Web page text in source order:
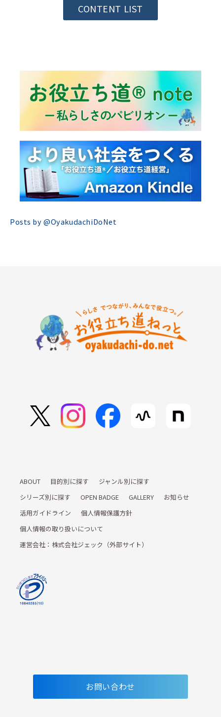
CONTENT LIST
Posts by @OyakudachiDoNet
ABOUT 目的別に探す
ジャンル別に探す
シリーズ別に探す
OPEN BADGE GALLERY
お知らせ
活用ガイドライン
個人情報保護方針
個人情報の取り扱いについて
運営会社：株式会社ジェック（外部サイト）
お問い合わせ